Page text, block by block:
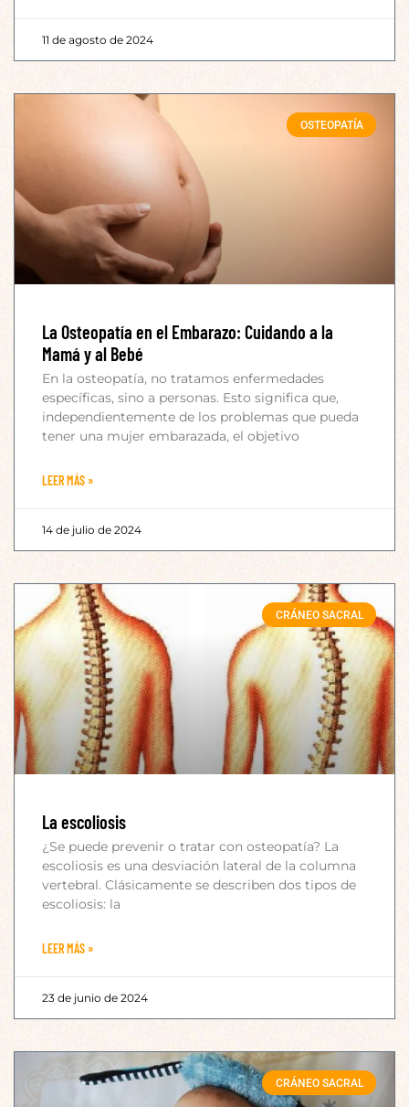
11 de agosto de 2024
OSTEOPATÍA
La Osteopatía en el Embarazo: Cuidando a la
Mamá y al Bebé
En la osteopatía, no tratamos enfermedades
específicas, sino a personas. Esto significa que,
independientemente de los problemas que pueda
tener una mujer embarazada, el objetivo
LEER MÁS »
14 de julio de 2024
CRÁNEO SACRAL
La escoliosis
¿Se puede prevenir o tratar con osteopatía? La
escoliosis es una desviación lateral de la columna
vertebral. Clásicamente se describen dos tipos de
escoliosis: la
LEER MÁS »
23 de junio de 2024
CRÁNEO SACRAL